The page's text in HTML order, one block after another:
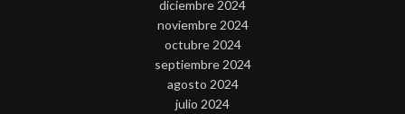
diciembre 2024
noviembre 2024
octubre 2024
septiembre 2024
agosto 2024
julio 2024